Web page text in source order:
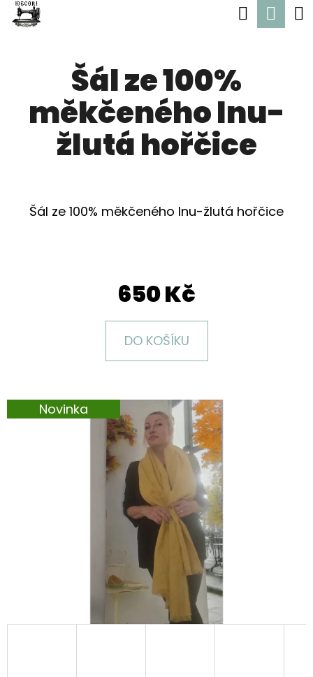
Přejít
Hledat
Šál ze 100%
měkčeného lnu-
žlutá hořčice
Šál ze 100% měkčeného lnu-žlutá hořčice
650 Kč
DO KOŠÍKU
Novinka
O
A
HLEDAT